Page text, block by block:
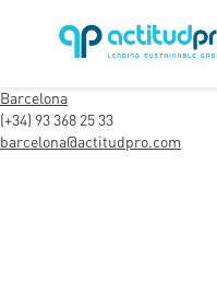
Barcelona
(+34) 93 368 25 33
barcelona@actitudpro.com